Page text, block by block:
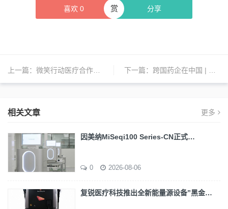
喜欢 0 分享
赏
上一篇： 微笑行动医疗合作医院在云南文山挂牌 迈瑞医疗捐赠设备助力唇腭裂患者 下一篇： 跨国药企在中国 | 辉瑞、美敦力、GE医疗、丹纳赫、波士顿科学、德国默克、岛津、安斯泰来、书赞桉诺等公司新动态
相关文章 更多
因美纳MiSeqi100 Series-CN正式…
0 2026-08-06
复锐医疗科技推出全新能量源设备”黑金…